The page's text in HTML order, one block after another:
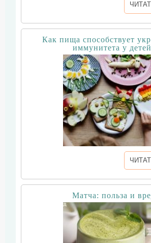
Как пища способствует
иммунитета у
Матча: польза и